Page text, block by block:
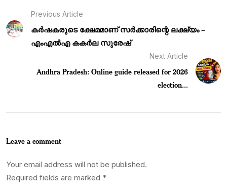
Previous Article
കർഷകരുടെ ക്ഷേമമാണ് സർക്കാരിന്റെ ലക്ഷ്യം –
എംഎൽഎ കകർല സുരേഷ്
Next Article
Andhra Pradesh: Online guide released for 2026
election...
Leave a comment
Your email address will not be published.
Required fields are marked *